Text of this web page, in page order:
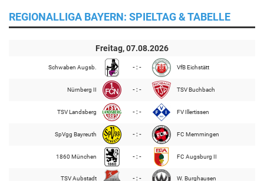
REGIONALLIGA BAYERN: SPIELTAG & TABELLE
Freitag, 07.08.2026
Schwaben Augsb. - : - VfB Eichstätt
Nürnberg II - : - TSV Buchbach
TSV Landsberg - : - FV Illertissen
SpVgg Bayreuth - : - FC Memmingen
1860 München - : - FC Augsburg II
TSV Aubstadt - : - W. Burghausen